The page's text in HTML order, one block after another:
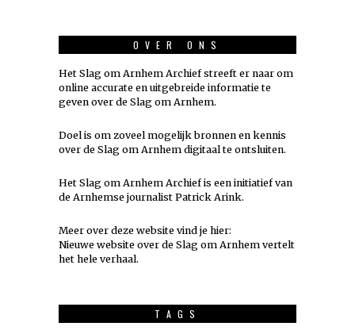
OVER ONS
Het Slag om Arnhem Archief streeft er naar om
online accurate en uitgebreide informatie te
geven over de Slag om Arnhem.
Doel is om zoveel mogelijkbronnen en kennis
over de Slag om Arnhem digitaal te ontsluiten.
Het Slag om Arnhem Archief is een initiatief van
de Arnhemse journalist Patrick Arink.
Meer over deze website vind je hier:
Nieuwe website over de Slag om Arnhem vertelt
het hele verhaal.
TAGS